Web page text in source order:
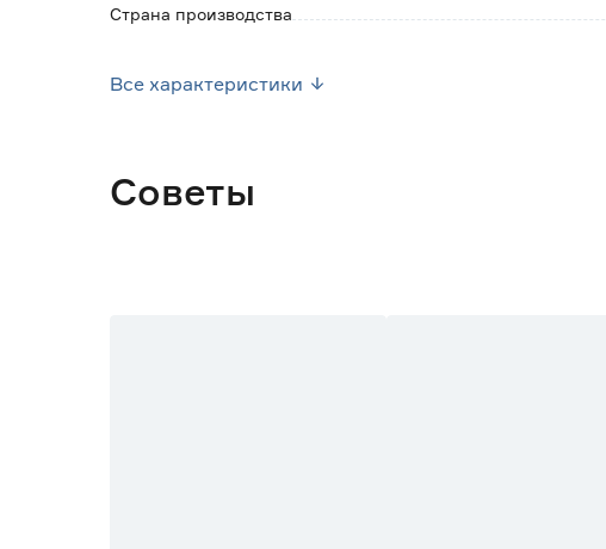
Страна производства
Все характеристики
Советы